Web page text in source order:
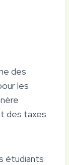
des
les
des taxes
étudiants